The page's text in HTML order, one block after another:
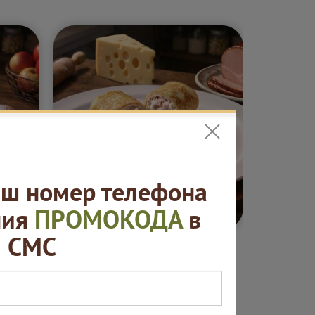
₽ от 420 ₽
номер телефона
ПРОМОКОДАв
СМС